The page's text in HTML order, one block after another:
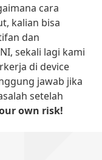
cara
kalian bisa
dan
sekali lagi kami
di device
jawab jika
setelah
own risk!